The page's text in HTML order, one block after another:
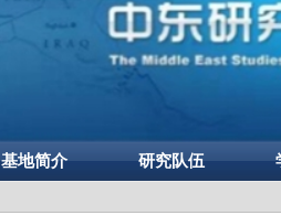
基地简介 研究队伍